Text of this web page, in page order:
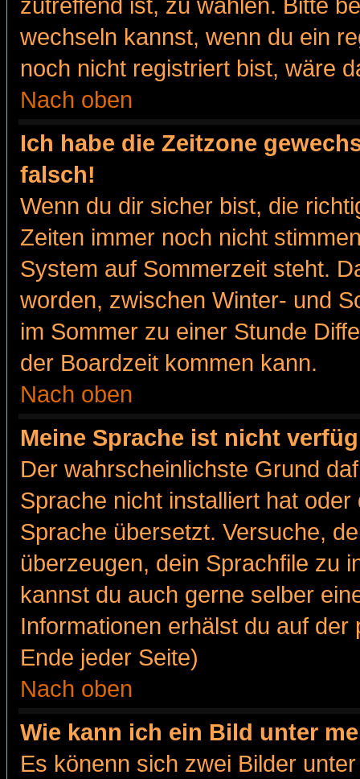
zutreffend ist, zu wählen. Bitte
wechseln kannst, wenn du ein
noch nicht registriert bist, wäre
Nach oben
Ich habe die Zeitzone
falsch!
Wenn du dir sicher bist, die
Zeiten immer noch nicht
System auf Sommerzeit steht.
worden, zwischen Winter- und
im Sommer zu einer Stunde
der Boardzeit kommen kann.
Nach oben
Meine Sprache ist nicht
Der wahrscheinlichste Grund
Sprache nicht installiert hat
Sprache übersetzt. Versuche,
überzeugen, dein Sprachfile zu
kannst du auch gerne selber
Informationen erhälst du auf
Ende jeder Seite)
Nach oben
Wie kann ich ein Bild unter
Es könenn sich zwei Bilder